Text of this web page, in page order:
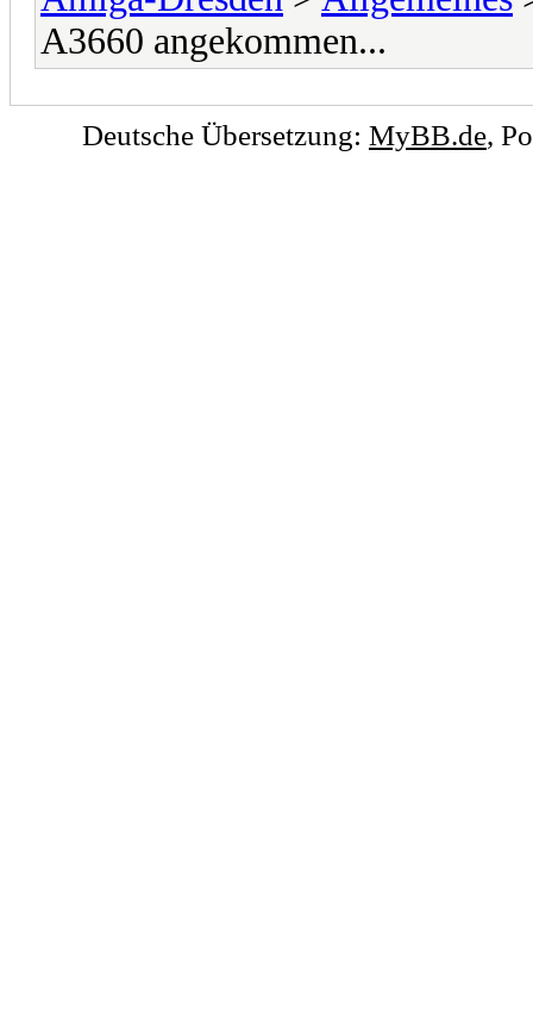
A3660 angekommen...
Deutsche Übersetzung: MyBB.de,